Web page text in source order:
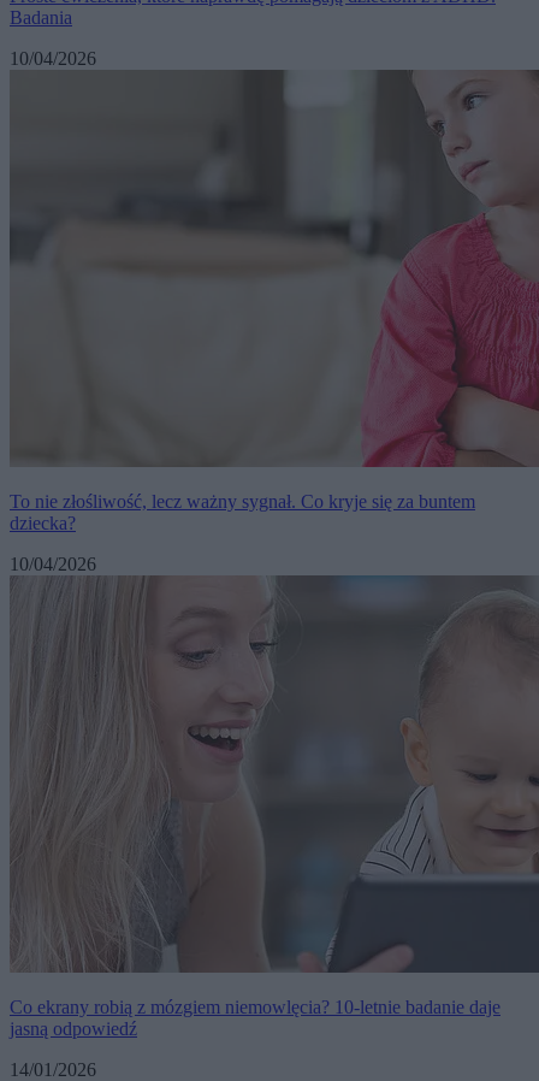
Badania
10/04/2026
To nie złośliwość, lecz ważny sygnał. Co kryje się za buntem
dziecka?
10/04/2026
Co ekrany robią z mózgiem niemowlęcia? 10-letnie badanie daje
jasną odpowiedź
14/01/2026